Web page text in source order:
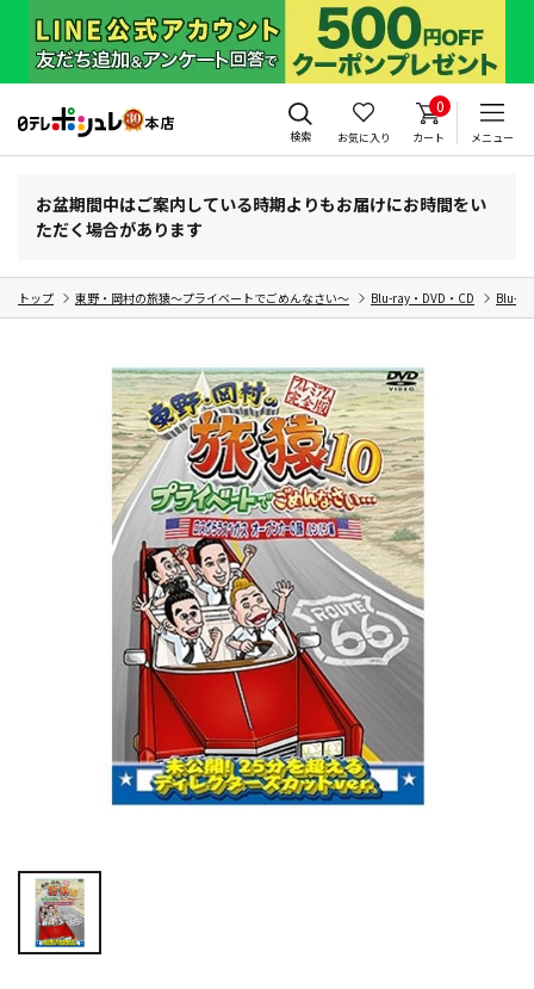
検索 お気に入り
0
カート メニュー
お盆期間中はご案内している時期よりもお届けにお時間をい
ただく場合があります
トップ 東野・岡村の旅猿～プライベートでごめんなさい～ Blu-ray・DVD・CD Blu-